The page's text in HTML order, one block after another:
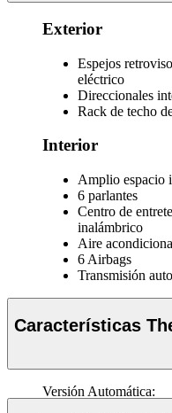
Exterior
Espejos
eléctrico
Direccionales
Rack de techo
Interior
Amplio espacio
6 parlantes
Centro de
inalámbrico
Aire
6 Airbags
Transmisión
Características
Versión Automática: